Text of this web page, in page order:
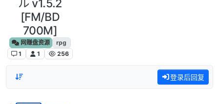
ル v1.5.2
[FM/BD
700M]
网赚盘资源
rpg
1
1 256
登录后回复